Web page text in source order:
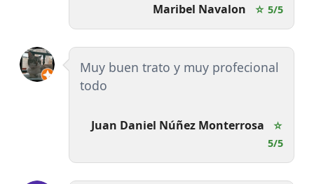
Maribel Navalon ☆ 5/5
Muy buen trato y muy profecional
todo
Juan Daniel Núñez Monterrosa
☆
5/5